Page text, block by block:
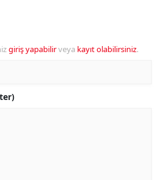
giriş yapabilirveya kayıt olabilirsiniz.